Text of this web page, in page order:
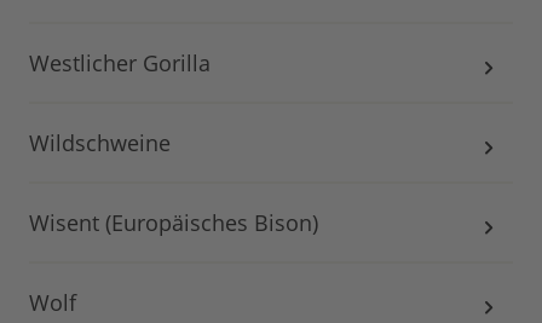
Westlicher Gorilla
Wildschweine
Wisent (Europäisches Bison)
Wolf